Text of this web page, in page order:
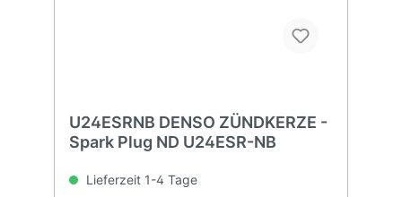
U24ESRNB DENSO ZÜNDKERZE -
Spark Plug ND U24ESR-NB
Lieferzeit 1-4 Tage